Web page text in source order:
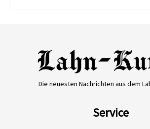
Die neuesten Nachrichten aus dem
Service